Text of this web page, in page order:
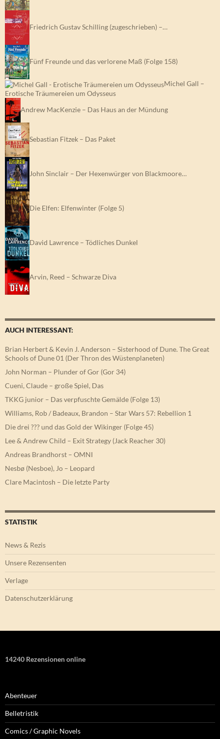
Friedrich Gustav Schilling (zugeschrieben) –…
Fünf Freunde und das verlorene Maß (Folge 158)
Michel Gall –
Erotische Träumereien um Odysseus
Andrew MacKenzie – Das Haus an der Mündung
Sebastian Fitzek – Das Paket
John Sinclair – Der Hexenwürger von Blackmoore…
Die Elfen: Elfenwinter (Folge 5)
David Lawrence – Tödliches Dunkel
Arvin, Reed – Schwarze Diva
AUCH INTERESSANT:
Brian Herbert & Kevin J. Anderson – Sisterhood of Dune. The Great
Schools of Dune 01 (Der Thron des Wüstenplaneten)
John Norman – Plunder of Gor (Gor 34)
Cueni, Claude – große Spiel, Das
TKKG junior – Das verpfuschte Gemälde (Folge 13)
Williams, Rob / Badeaux, Brandon – Star Wars 57: Rebellion 1
Die drei ??? und das Gold der Wikinger (Folge 45)
Lee & Andrew Child – Exit Strategy (Jack Reacher 30)
Andreas Brandhorst – OMNI
Nesbø (Nesboe), Jo – Leopard
Clare Macintosh – Die letzte Party
STATISTIK
News & Rezis
Unsere Rezensenten
Verlage
Datenschutzerklärung
14240 Rezensionen online
Abenteuer
Belletristik
Comics / Graphic Novels